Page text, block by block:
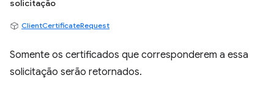
solicitação
ClientCertificateRequest
Somente os certificados que corresponderem a essa
solicitação serão retornados.